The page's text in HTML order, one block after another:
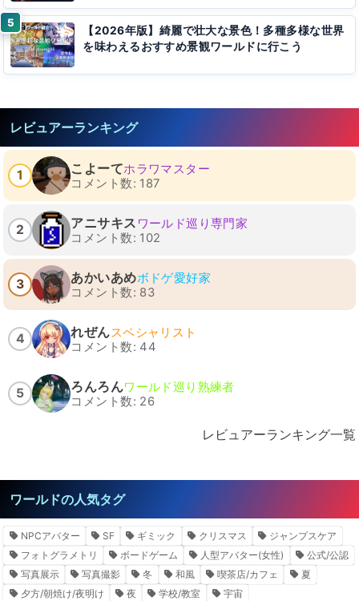
【2026年版】綺麗で壮大な景色！多種多様な世界
を味わえるおすすめ景観ワールドに行こう
レビュアーランキング
1 こよーてホラワマスター
コメント数: 187
2 アニサキス ワールド巡り専門家
コメント数: 102
3 あかいあめボドゲ愛好家
コメント数: 83
4 れぜんスペシャリスト
コメント数: 44
5 ろんろんワールド巡り熟練者
コメント数: 26
レビュアーランキング一覧
ワールドの人気タグ
NPCアバター SF ギミック クリスマス
ジャンプスケア
フォトグラメトリ
ボードゲーム 人型アバター(女性)
公式/公認
写真展示
写真撮影 冬 和風 喫茶店/カフェ
夏
夕方/朝焼け/夜明け
夜 学校/教室
宇宙